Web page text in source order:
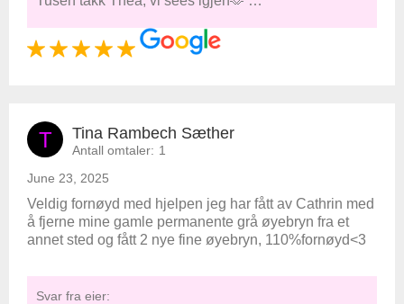
T Tina Rambech Sæther
Antall omtaler: 1
June 23, 2025
Veldig fornøyd med hjelpen jeg har fått av Cathrin med
å fjerne mine gamle permanente grå øyebryn fra et
annet sted og fått 2 nye fine øyebryn, 110%fornøyd<3
Svar fra eier: